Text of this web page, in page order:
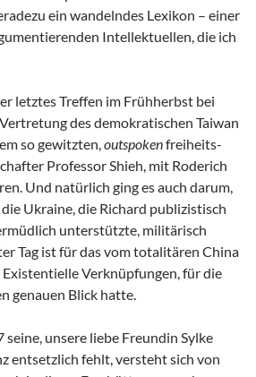
ein wandelndes Lexikon – einer
Intellektuellen, die ich
letztes Treffen im Frühherbst bei
des demokratischen Taiwan
so gewitzten,outspokenfreiheits-
Professor Shieh, mit Roderich
Und natürlich ging es auch darum,
die Ukraine, die Richard publizistisch
unterstützte, militärisch
Tag ist für das vom totalitären China
Verknüpfungen, für die
genauen Blick hatte.
seine, unsere liebe Freundin Sylke
entsetzlich fehlt, versteht sich von